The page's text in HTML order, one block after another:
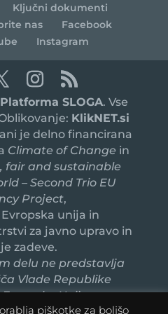
Ključni dokumenti
nas
Facebook
Instagram
Platforma SLOGA. Vse
KlikNET.si
je delno financirana
Climate of Change in
fair and sustainable
– Second Trio EU
Project,
unija in
za javno upravo in
zadeve.
delu ne predstavlja
Vlade Republike
Unije.
piškotke za boljšo